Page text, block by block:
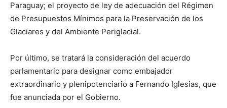
Paraguay; el proyecto de ley de adecuación del Régimen
de Presupuestos Mínimos para la Preservación de los
Glaciares y del Ambiente Periglacial.
Por último, se tratará la consideración del acuerdo
parlamentario para designar como embajador
extraordinario y plenipotenciario a Fernando Iglesias, que
fue anunciada por el Gobierno.